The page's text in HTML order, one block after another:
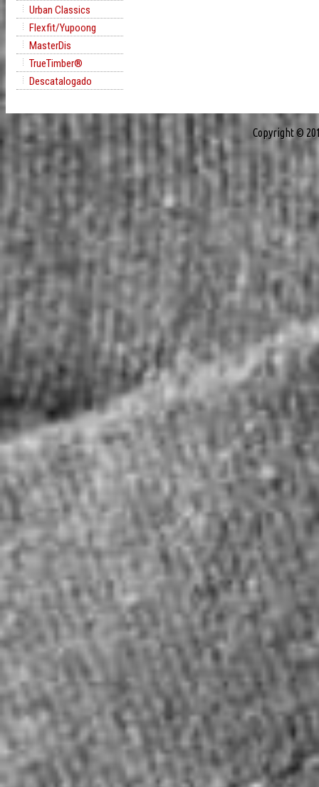
Urban Classics
Flexfit/Yupoong
MasterDis
TrueTimber®
Descatalogado
Copyright ©